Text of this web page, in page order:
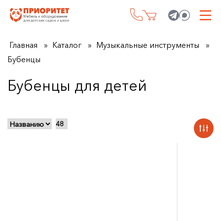
Главная Каталог
Музыкальные инструменты
Бубенцы
Бубенцы для детей